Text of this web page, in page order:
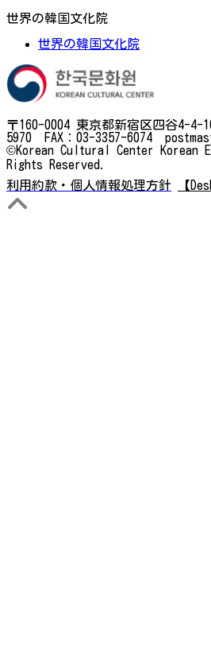
世界の韓国文化院
世界の韓国文化院
〒160-0004 東京都新宿区四谷4-4-
5970 FAX：03-3357-6074
©Korean Cultural Center Korean
Rights Reserved.
利用約款・個人情報処理方針
【